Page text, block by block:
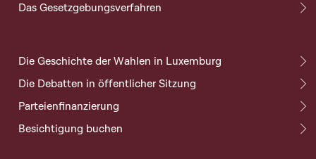
Das Gesetzgebungsverfahren
Die Geschichte der Wahlen in Luxemburg
Die Debatten in öffentlicher Sitzung
Parteienfinanzierung
Besichtigung buchen